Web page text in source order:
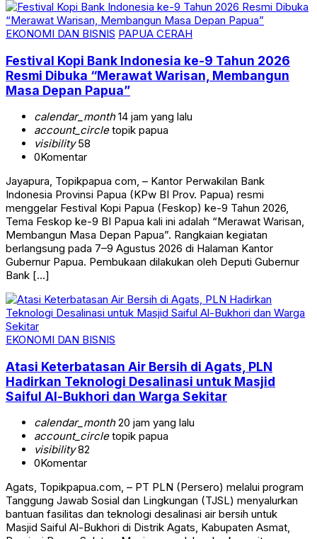
EKONOMI DAN BISNIS PAPUA CERAH
Festival Kopi Bank Indonesia ke-9 Tahun 2026
Resmi Dibuka “Merawat Warisan, Membangun
Masa Depan Papua”
calendar_month14 jam yang lalu
account_circletopik papua
visibility58
0Komentar
Jayapura, Topikpapua com, – Kantor Perwakilan Bank
Indonesia Provinsi Papua (KPw BI Prov. Papua) resmi
menggelar Festival Kopi Papua (Feskop) ke-9 Tahun 2026,
Tema Feskop ke-9 BI Papua kali ini adalah “Merawat Warisan,
Membangun Masa Depan Papua”. Rangkaian kegiatan
berlangsung pada 7–9 Agustus 2026 di Halaman Kantor
Gubernur Papua. Pembukaan dilakukan oleh Deputi Gubernur
Bank […]
EKONOMI DAN BISNIS
Atasi Keterbatasan Air Bersih di Agats, PLN
Hadirkan Teknologi Desalinasi untuk Masjid
Saiful Al-Bukhori dan Warga Sekitar
calendar_month20 jam yang lalu
account_circletopik papua
visibility82
0Komentar
Agats, Topikpapua.com, – PT PLN (Persero) melalui program
Tanggung Jawab Sosial dan Lingkungan (TJSL) menyalurkan
bantuan fasilitas dan teknologi desalinasi air bersih untuk
Masjid Saiful Al-Bukhori di Distrik Agats, Kabupaten Asmat,